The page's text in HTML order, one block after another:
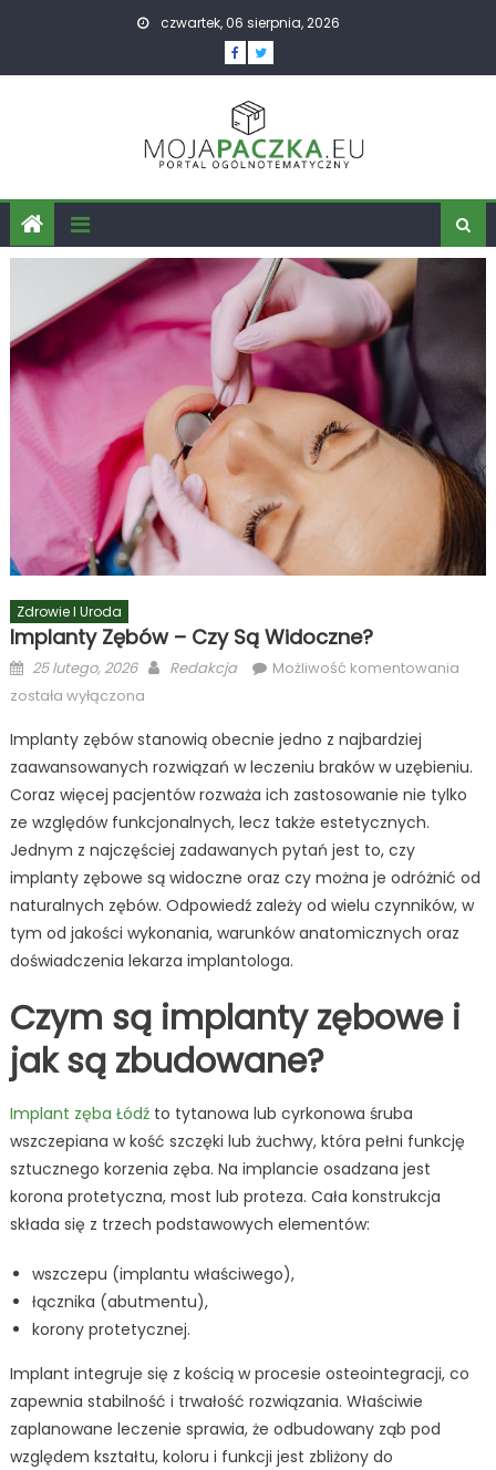
czwartek, 06 sierpnia, 2026
Zdrowie I Uroda
Implanty Zębów – Czy Są Widoczne?
Posted
on
25 lutego, 2026 Author
Redakcja Możliwość komentowania
są
została wyłączona
Implanty zębów stanowią obecnie jedno z najbardziej
zaawansowanych rozwiązań w leczeniu braków w uzębieniu.
Coraz więcej pacjentów rozważa ich zastosowanie nie tylko
ze względów funkcjonalnych, lecz także estetycznych.
Jednym z najczęściej zadawanych pytań jest to, czy
implanty zębowe są widoczne oraz czy można je odróżnić od
naturalnych zębów. Odpowiedź zależy od wielu czynników, w
tym od jakości wykonania, warunków anatomicznych oraz
doświadczenia lekarza implantologa.
Czym są implanty zębowe i
jak są zbudowane?
Implant zęba Łódźto tytanowa lub cyrkonowa śruba
wszczepiana w kość szczęki lub żuchwy, która pełni funkcję
sztucznego korzenia zęba. Na implancie osadzana jest
korona protetyczna, most lub proteza. Cała konstrukcja
składa się z trzech podstawowych elementów:
wszczepu (implantu właściwego),
łącznika (abutmentu),
korony protetycznej.
Implant integruje się z kością w procesie osteointegracji, co
zapewnia stabilność i trwałość rozwiązania. Właściwie
zaplanowane leczenie sprawia, że odbudowany ząb pod
względem kształtu, koloru i funkcji jest zbliżony do